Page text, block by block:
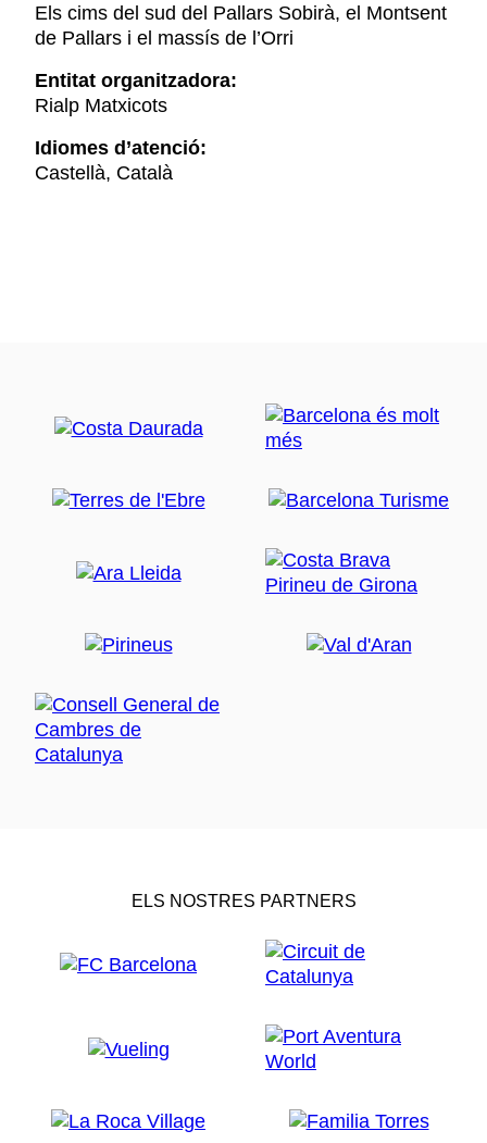
Els cims del sud del Pallars Sobirà, el Montsent
de Pallars i el massís de l’Orri
Entitat organitzadora:
Rialp Matxicots
Idiomes d’atenció:
Castellà, Català
ELS NOSTRES PARTNERS